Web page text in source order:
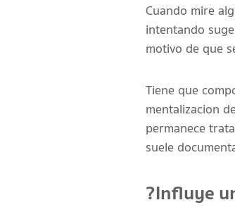
Cuando mire
intentando
motivo de que
Tiene que
mentalizacion
permanece
suele
?Influye